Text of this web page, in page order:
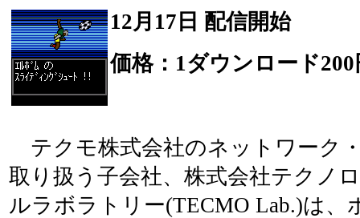
12月17日 配信開始
価格：1ダウンロード200
テクモ株式会社のネットワーク
取り扱う子会社、株式会社テクノ
ルラボラトリー(TECMO Lab.)は、